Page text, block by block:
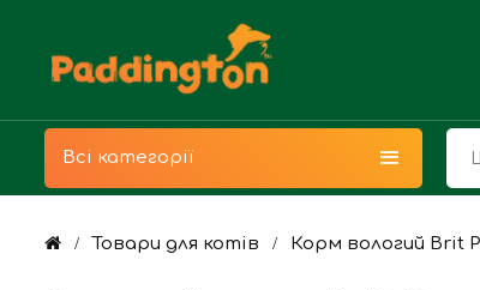
Всі категорії
Товари для котів Корм вологий Brit